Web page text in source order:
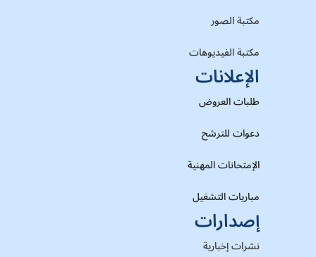
مكتبة الصور
مكتبة الفيديوهات
الإعلانات
طلبات العروض
دعوات للترشح
الإمتحانات المهنية
مباريات التشغيل
إصدارات
نشرات إخبارية